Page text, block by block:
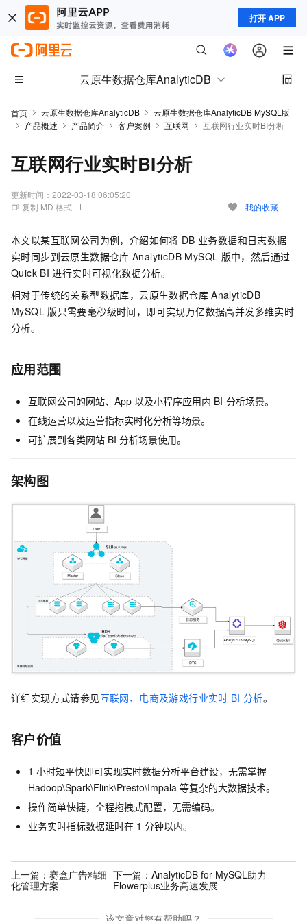
打开 APP
云原生数据仓库AnalyticDB
首页 云原生数据仓库AnalyticDB
云原生数据仓库AnalyticDB MySQL版
产品概述
产品简介 客户案例 互联网 互联网行业实时BI分析
互联网行业实时BI分析
更新时间： 2022-03-18 06:05:20
复制 MD 格式
我的收藏
本文以某互联网公司为例，介绍如何将 DB 业务数据和日志数据
实时同步到云原生数据仓库 AnalyticDB MySQL 版中，然后通过
Quick BI 进行实时可视化数据分析。
相对于传统的关系型数据库，云原生数据仓库 AnalyticDB
MySQL 版 只需要毫秒级时间，即可实现万亿数据高并发多维实时
分析。
应用范围
互联网公司的网站、App 以及小程序应用内 BI 分析场景。
在线运营以及运营指标实时化分析等场景。
可扩展到各类网站 BI 分析场景使用。
架构图
详细实现方式请参见互联网、电商及游戏行业实时 BI 分析。
客户价值
1 小时短平快即可实现实时数据分析平台建设，无需掌握
Hadoop\Spark\Flink\Presto\Impala 等复杂的大数据技术。
操作简单快捷，全程拖拽式配置，无需编码。
业务实时指标数据延时在 1 分钟以内。
上一篇： 赛盒广告精细
化管理方案
下一篇： AnalyticDB for MySQL助力
Flowerplus业务高速发展